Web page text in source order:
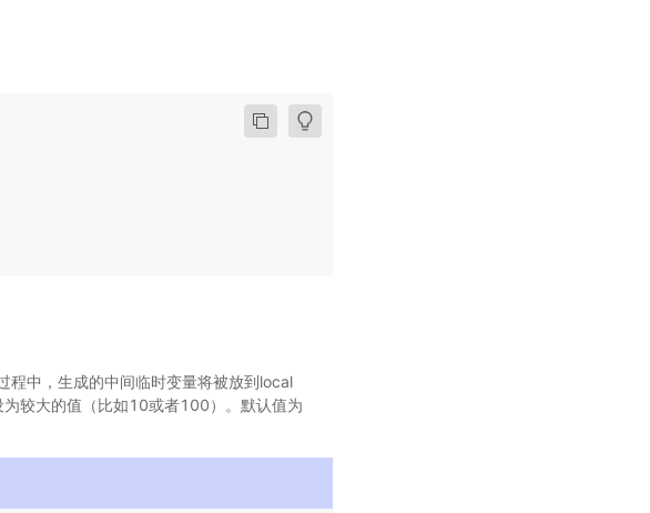
程中，生成的中间临时变量将被放到local
较大的值（比如10或者100）。默认值为